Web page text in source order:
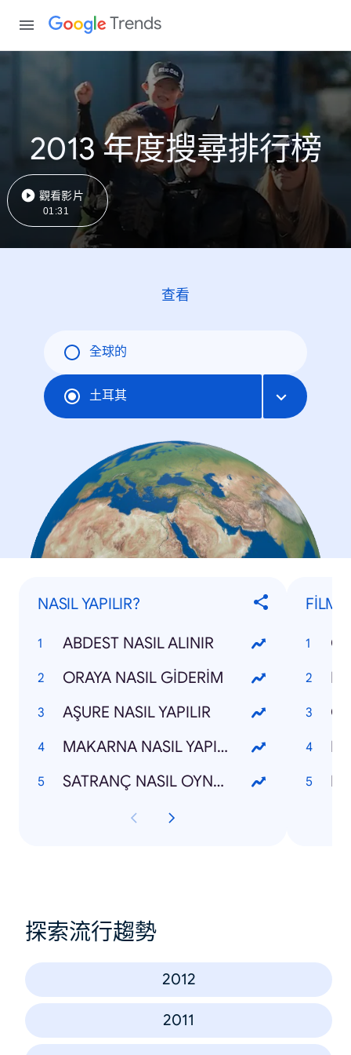
Trends
2013 年度搜尋排行榜
觀看影片
01:31
查看
全球的
土耳其
NASIL YAPILIR?
ABDEST NASIL ALINIR
ORAYA NASIL GİDERİM
AŞURE NASIL YAPILIR
MAKARNA NASIL YAPILIR
SATRANÇ NASIL OYNANIR
探索流行趨勢
2012
2011